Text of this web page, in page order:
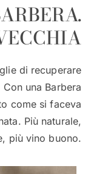
di recuperare
una Barbera
come si faceva
Più naturale,
più vino buono.